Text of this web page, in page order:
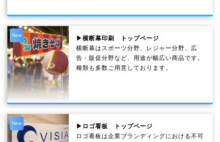
New
▶横断幕印刷 トップページ
横断幕はスポーツ分野、レジャー分野、広
告・販促分野など、用途が幅広い商品です。
種類も多数ご用意しております。
New
▶ロゴ看板 トップページ
ロゴ看板は企業ブランディングにおける不可